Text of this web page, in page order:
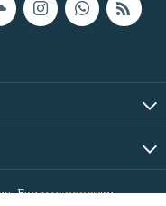
Бардык укуктар